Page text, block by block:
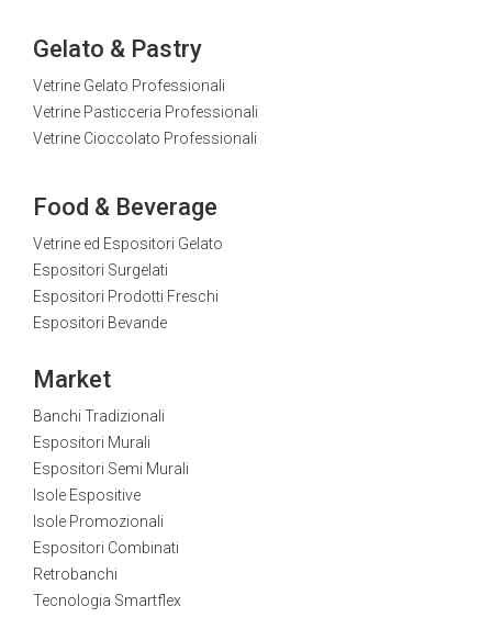
Gelato & Pastry
Vetrine Gelato Professionali
Vetrine Pasticceria Professionali
Vetrine Cioccolato Professionali
Food & Beverage
Vetrine ed Espositori Gelato
Espositori Surgelati
Espositori Prodotti Freschi
Espositori Bevande
Market
Banchi Tradizionali
Espositori Murali
Espositori Semi Murali
Isole Espositive
Isole Promozionali
Espositori Combinati
Retrobanchi
Tecnologia Smartflex